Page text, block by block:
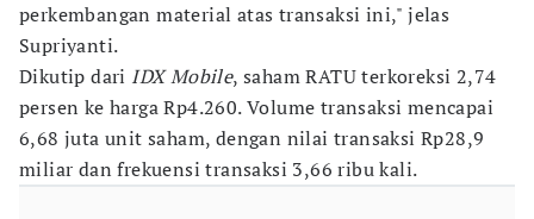
perkembangan material atas transaksi ini," jelas
Supriyanti.
Dikutip dari IDX Mobile, saham RATU terkoreksi 2,74
persen ke harga Rp4.260. Volume transaksi mencapai
6,68 juta unit saham, dengan nilai transaksi Rp28,9
miliar dan frekuensi transaksi 3,66 ribu kali.